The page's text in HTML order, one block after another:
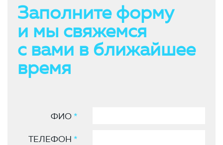
Заполните форму
и мы свяжемся
с вами в ближайшее
время
ФИО *
ТЕЛЕФОН *